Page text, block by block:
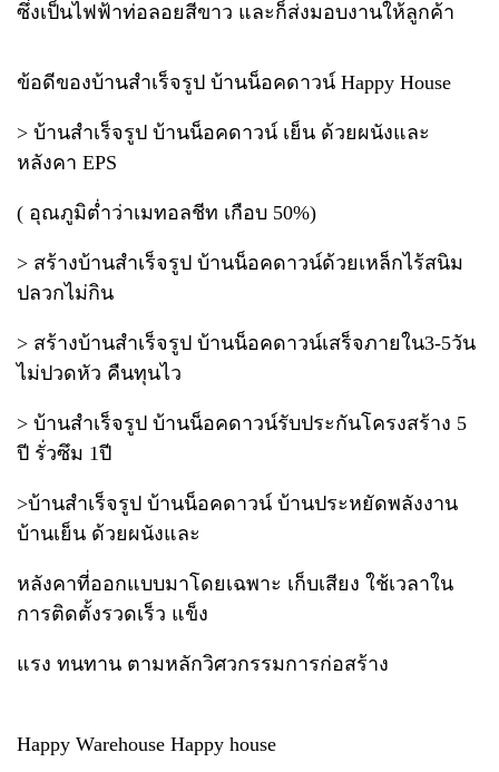
ซึ่งเป็นไฟฟ้าท่อลอยสีขาว และก็ส่งมอบงานให้ลูกค้า
ข้อดีของบ้านสำเร็จรูป บ้านน็อคดาวน์ Happy House
> บ้านสำเร็จรูป บ้านน็อคดาวน์ เย็น ด้วยผนังและ
หลังคา EPS
( อุณภูมิต่ำว่าเมทอลชีท เกือบ 50%)
> สร้างบ้านสำเร็จรูป บ้านน็อคดาวน์ด้วยเหล็กไร้สนิม
ปลวกไม่กิน
> สร้างบ้านสำเร็จรูป บ้านน็อคดาวน์เสร็จภายใน3-5วัน
ไม่ปวดหัว คืนทุนไว
> บ้านสำเร็จรูป บ้านน็อคดาวน์รับประกันโครงสร้าง 5
ปี รั่วซึม 1ปี
>บ้านสำเร็จรูป บ้านน็อคดาวน์ บ้านประหยัดพลังงาน
บ้านเย็น ด้วยผนังและ
หลังคาที่ออกแบบมาโดยเฉพาะ เก็บเสียง ใช้เวลาใน
การติดตั้งรวดเร็ว แข็ง
แรง ทนทาน ตามหลักวิศวกรรมการก่อสร้าง
Happy Warehouse Happy house